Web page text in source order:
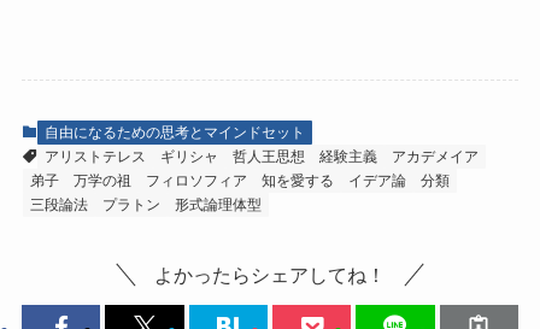
自由になるための思考とマインドセット
アリストテレス
ギリシャ 哲人王思想 経験主義
アカデメイア
弟子
万学の祖 フィロソフィア 知を愛する イデア論
分類
三段論法
プラトン 形式論理体型
よかったらシェアしてね！